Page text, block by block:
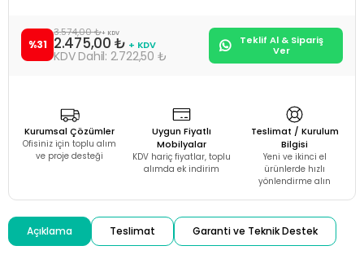
%31
3.574,00 ₺+ KDV
2.475,00 ₺ + KDV
2.722,50 ₺
Teklif Al & Sipariş
Ver
Kurumsal Çözümler
Ofisiniz için toplu alım
ve proje desteği
Uygun Fiyatlı
Mobilyalar
KDV hariç fiyatlar, toplu
alımda ek indirim
Teslimat / Kurulum
Bilgisi
Yeni ve ikinci el
ürünlerde hızlı
yönlendirme alın
Açıklama Teslimat Garanti ve Teknik Destek